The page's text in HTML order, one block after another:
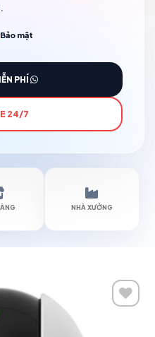
.
Bảo mật
PHÍ
24/7
NHÀ XƯỞNG